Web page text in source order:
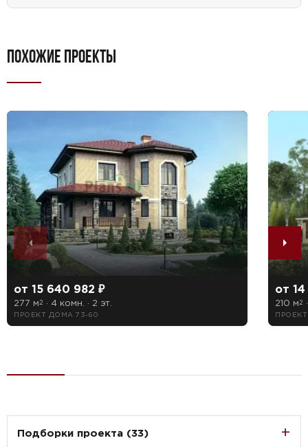
ПОХОЖИЕ ПРОЕКТЫ
от 15 640 982 ₽
277 м2 · 4 комн. · 2 эт.
ПРОЕКТ ДОМА 73-60
от 14
210 м2
Подборки проекта (33)